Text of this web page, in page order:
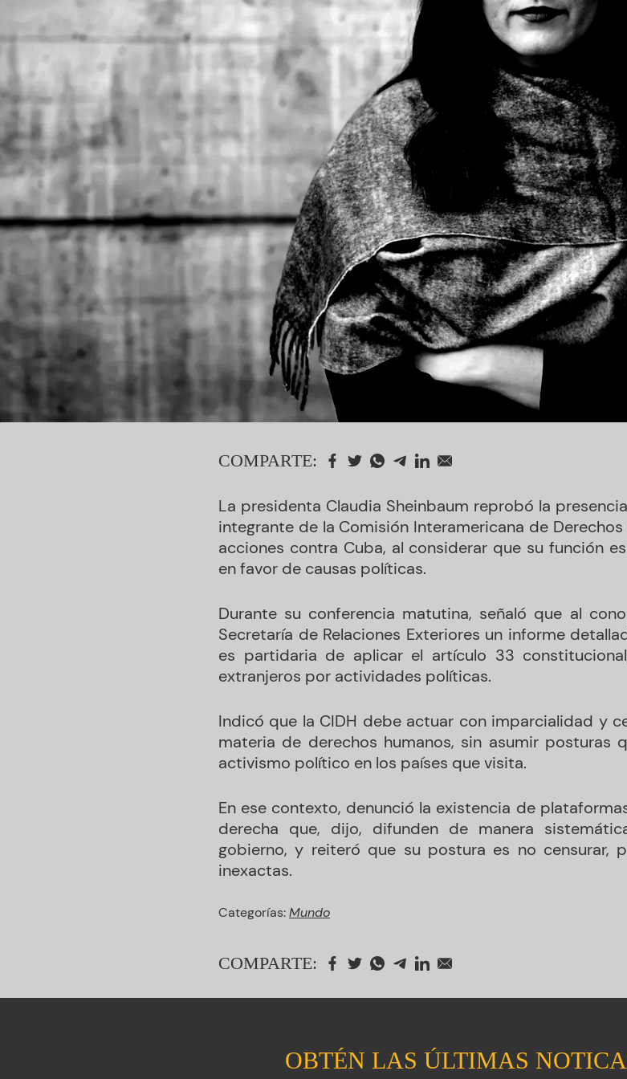
COMPARTE:
La presidenta Claudia Sheinbaum reprobó la
integrante de la Comisión Interamericana de
acciones contra Cuba, al considerar que su función
en favor de causas políticas.
Durante su conferencia matutina, señaló que al
Secretaría de Relaciones Exteriores un informe
es partidaria de aplicar el artículo 33
extranjeros por actividades políticas.
Indicó que la CIDH debe actuar con imparcialidad y
materia de derechos humanos, sin asumir posturas
activismo político en los países que visita.
En ese contexto, denunció la existencia de
derecha que, dijo, difunden de manera
gobierno, y reiteró que su postura es no censurar,
inexactas.
Categorías:Mundo
COMPARTE:
OBTÉN LAS ÚLTIMAS